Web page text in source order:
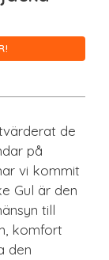
de
på
vi kommit
Gul är den
till
komfort
den